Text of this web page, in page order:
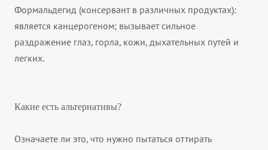
Формальдегид (консервант в различных продуктах):
является канцерогеном; вызывает сильное
раздражение глаз, горла, кожи, дыхательных путей и
легких.
Какие есть альтернативы?
Означаете ли это, что нужно пытаться оттирать